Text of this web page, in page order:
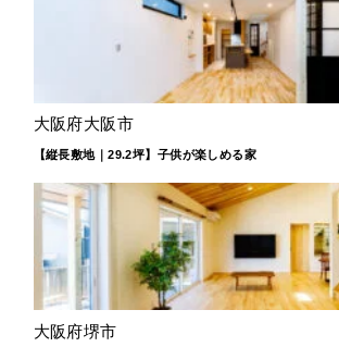
大阪府大阪市
【縦長敷地｜29.2坪】子供が楽しめる家
大阪府堺市